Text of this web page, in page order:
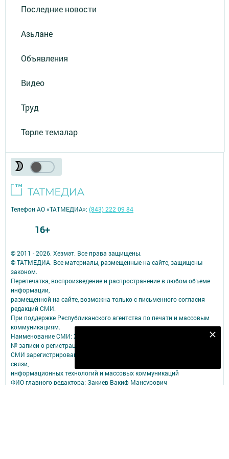
Последние новости
Азьлане
Объявления
Видео
Труд
Төрле темалар
© 2011 - 2026. Хезмәт. Все права защищены.
© ТАТМЕДИА. Все материалы, размещенные на сайте, защищены
законом.
Перепечатка, воспроизведение и распространение в любом объеме
информации,
размещенной на сайте, возможна только с письменного согласия
редакций СМИ.
При поддержке Республиканского агентства по печати и массовым
коммуникациям.
Наименование СМИ: Хезмәт
№ записи о регистрации СМИ, дата: Эл №ФС77-79109 от 08.09.2020
СМИ зарегистрированно Федеральной службой по надзору в сфере
связи,
информационных технологий и массовых коммуникаций
ФИО главного редактора: Закиев Вакиф Мансурович
Телефон АО «ТАТМЕДИА»:(843) 222 09 84
16+